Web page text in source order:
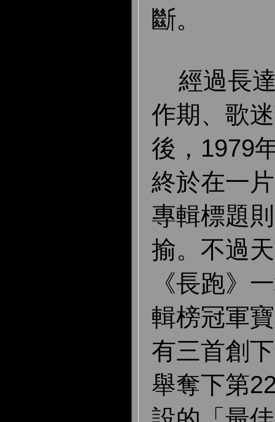
斷。
經過長
作期、歌
後，1979
終於在一
專輯標題
揄。不過
《長跑》
輯榜冠軍
有三首創
舉奪下第